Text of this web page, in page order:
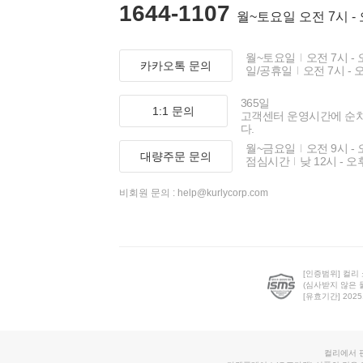
1644-1107 월~토요일 오전 7시 -
카카오톡 문의
월~토요일
오전 7시 -
일/공휴일
오전 7시 -
1:1 문의
365일
고객센터 운영시간에 순
다.
대량주문 문의
월~금요일
오전 9시 -
점심시간
낮 12시 - 오
비회원 문의 : help@kurlycorp.com
[인증범위] 컬리
(심사받지 않은
[유효기간]
컬리에서